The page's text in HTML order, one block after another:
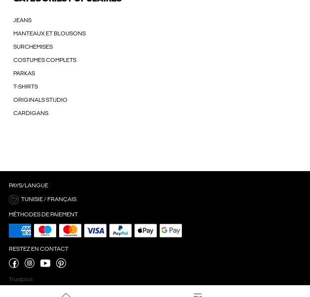
JEANS
MANTEAUX ET BLOUSONS
SURCHEMISES
COSTUMES COMPLETS
PARKAS
T-SHIRTS
ORIGINALS STUDIO
CARDIGANS
PAYS/LANGUE
TUNISIE / FRANÇAIS
MÉTHODES DE PAIEMENT
RESTEZ EN CONTACT
Trustpilot